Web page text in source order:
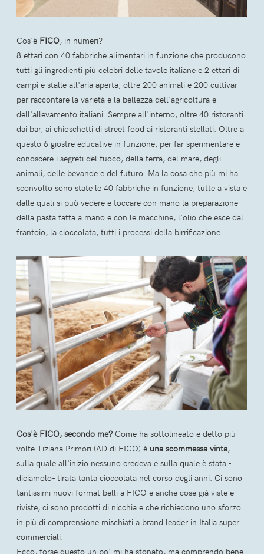
Cos'è FICO, in numeri?
8 ettari con 40 fabbriche alimentari in funzione che producono
tutti gli ingredienti più celebri delle tavole italiane e 2 ettari di
campi e stalle all'aria aperta, oltre 200 animali e 200 cultivar
per raccontare la varietà e la bellezza dell'agricoltura e
dell'allevamento italiani. Sempre all'interno, oltre 40 ristoranti
dai bar, ai chioschetti di street food ai ristoranti stellati. Oltre a
questo 6 giostre educative in funzione, per far sperimentare e
conoscere i segreti del fuoco, della terra, del mare, degli
animali, delle bevande e del futuro. Ma la cosa che più mi ha
sconvolto sono state le 40 fabbriche in funzione, tutte a vista e
dalle quali si può vedere e toccare con mano la preparazione
della pasta fatta a mano e con le macchine, l'olio che esce dal
frantoio, la cioccolata, tutti i processi della birrificazione.
Cos'è FICO, secondo me? Come ha sottolineato e detto più
volte Tiziana Primori (AD di FICO) è una scommessa vinta,
sulla quale all'inizio nessuno credeva e sulla quale è stata -
diciamolo- tirata tanta cioccolata nel corso degli anni. Ci sono
tantissimi nuovi format belli a FICO e anche cose già viste e
riviste, ci sono prodotti di nicchia e che richiedono uno sforzo
in più di comprensione mischiati a brand leader in Italia super
commerciali.
Ecco, forse questo un po' mi ha stonato, ma comprendo bene